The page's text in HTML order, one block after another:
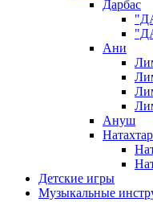
Дарбас
Ани
Ануш
Детские игры
Музыкальные